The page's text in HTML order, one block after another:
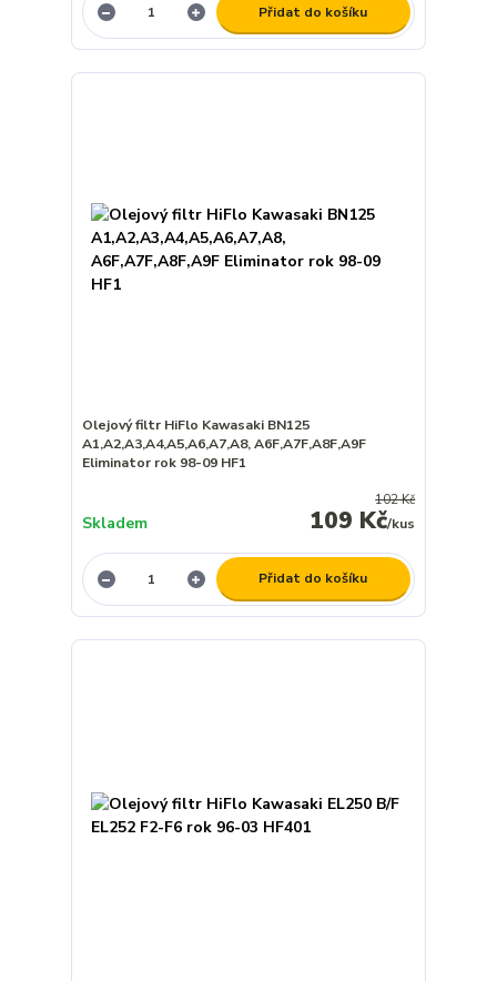
Přidat do košíku
Olejový filtr HiFlo Kawasaki BN125
A1,A2,A3,A4,A5,A6,A7,A8, A6F,A7F,A8F,A9F
Eliminator rok 98-09 HF1
102 Kč
109 Kč/kus
Skladem
Přidat do košíku